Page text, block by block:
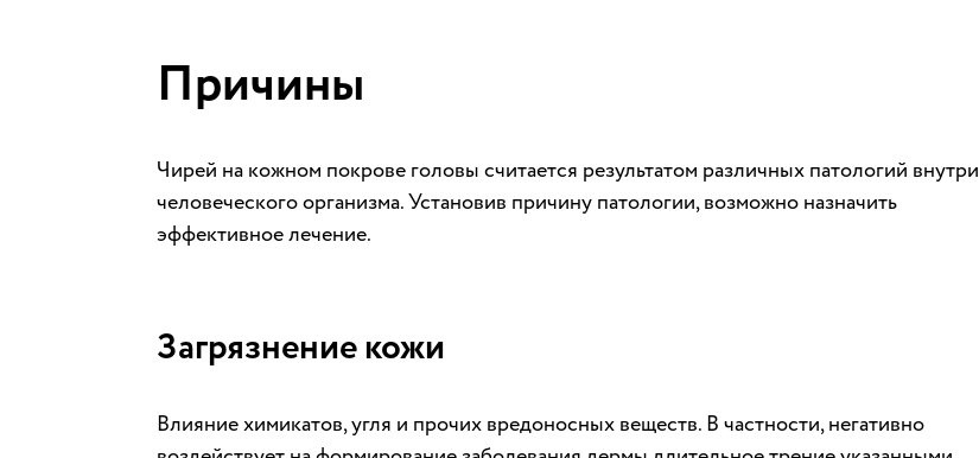
Причины
Чирей на кожном покрове головы считается результатом различных патологий внутри
человеческого организма. Установив причину патологии, возможно назначить
эффективное лечение.
Загрязнение кожи
Влияние химикатов, угля и прочих вредоносных веществ. В частности, негативно